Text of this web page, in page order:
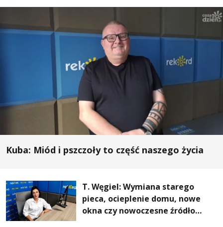
Kuba: Miód i pszczoły to część naszego życia
T. Węgiel: Wymiana starego
pieca, ocieplenie domu, nowe
okna czy nowoczesne źródło